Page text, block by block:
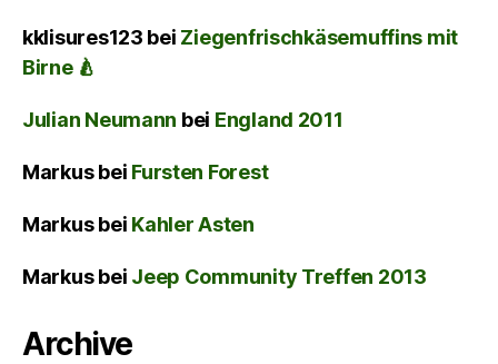
kklisures123 bei Ziegenfrischkäsemuffins mit
Birne 🍐
Julian Neumann bei England 2011
Markusbei Fursten Forest
Markusbei Kahler Asten
Markusbei Jeep Community Treffen 2013
Archive